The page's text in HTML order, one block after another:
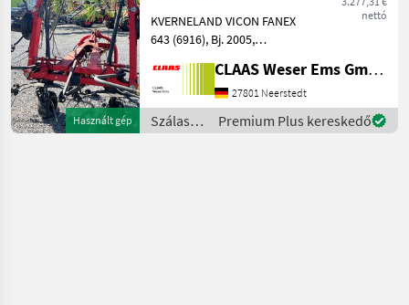
Használt gép
nettó
KVERNELAND VICON FANEX
643 (6916), Bj. 2005,
Kreisel, hydr. Klappung,
Gelenkwelle, Warntafeln/
Beleuchtung.
Angebotspreis inkl. 19%
CLAAS Weser Ems GmbH
27801 Neerstedt
Szálastakarmány
betakarítók
Premium Plus kereskedő